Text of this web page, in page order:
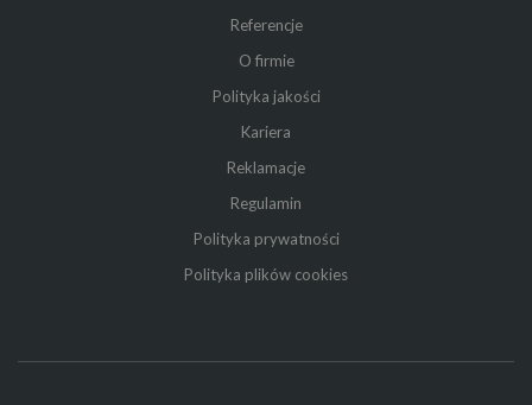
Referencje
O firmie
Polityka jakości
Kariera
Reklamacje
Regulamin
Polityka prywatności
Polityka plików cookies